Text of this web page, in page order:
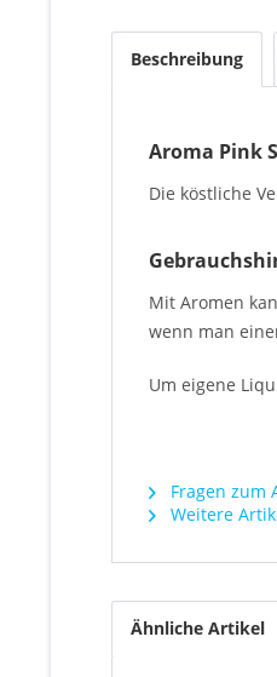
Beschreibung
Aroma Pink
Die köstliche
Mit Aromen
wenn man
Um eigene
Fragen zum
Weitere
Ähnliche Artikel